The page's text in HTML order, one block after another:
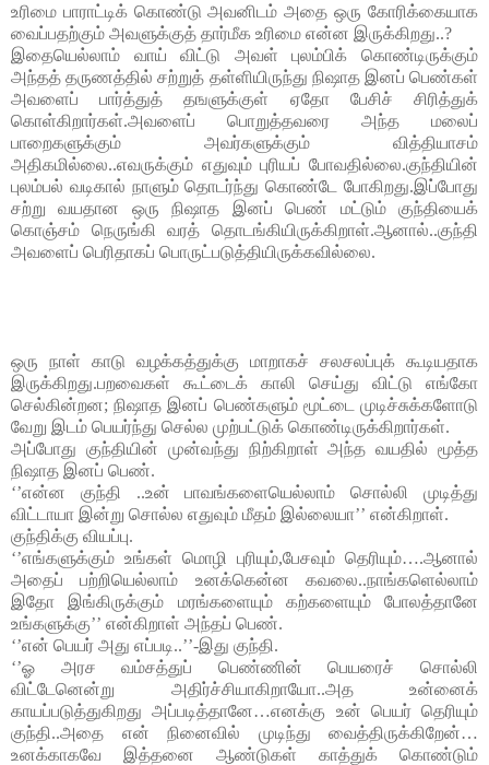
உரிமை பாராட்டிக் கொண்டு அவனிடம் அதை ஒரு கோரிக்கையாக
வைப்பதற்கும் அவளுக்குத் தார்மீக உரிமை என்ன இருக்கிறது..?
இதையெல்லாம் வாய் விட்டு அவள் புலம்பிக் கொண்டிருக்கும்
அந்தத் தருணத்தில் சற்றுத் தள்ளியிருந்து நிஷாத இனப் பெண்கள்
அவளைப் பார்த்துத் தஙளுக்குள் ஏதோ பேசிச் சிரித்துக்
கொள்கிறார்கள்.அவளைப் பொறுத்தவரை அந்த மலைப்
பாறைகளுக்கும் அவர்களுக்கும் வித்தியாசம்
அதிகமில்லை..எவருக்கும் எதுவும் புரியப் போவதில்லை.குந்தியின்
புலம்பல் வடிகால் நாளும் தொடர்ந்து கொண்டே போகிறது.இப்போது
சற்று வயதான ஒரு நிஷாத இனப் பெண் மட்டும் குந்தியைக்
கொஞ்சம் நெருங்கி வரத் தொடங்கியிருக்கிறாள்.ஆனால்..குந்தி
அவளைப் பெரிதாகப் பொருட்படுத்தியிருக்கவில்லை.
ஒரு நாள் காடு வழக்கத்துக்கு மாறாகச் சலசலப்புக் கூடியதாக
இருக்கிறது.பறவைகள் கூட்டைக் காலி செய்து விட்டு எங்கோ
செல்கின்றன; நிஷாத இனப் பெண்களும் மூட்டை முடிச்சுக்களோடு
வேறு இடம் பெயர்ந்து செல்ல முற்பட்டுக் கொண்டிருக்கிறார்கள்.
அப்போது குந்தியின் முன்வந்து நிற்கிறாள் அந்த வயதில் மூத்த
நிஷாத இனப் பெண்.
‘’என்ன குந்தி ..உன் பாவங்களையெல்லாம் சொல்லி முடித்து
விட்டாயா இன்று சொல்ல எதுவும் மீதம் இல்லையா’’ என்கிறாள்.
குந்திக்கு வியப்பு.
‘’எங்களுக்கும் உங்கள் மொழி புரியும்,பேசவும் தெரியும்….ஆனால்
அதைப் பற்றியெல்லாம் உனக்கென்ன கவலை..நாங்களெல்லாம்
இதோ இங்கிருக்கும் மரங்களையும் கற்களையும் போலத்தானே
உங்களுக்கு’’ என்கிறாள் அந்தப் பெண்.
‘’என் பெயர் அது எப்படி..’’-இது குந்தி.
‘’ஓ அரச வம்சத்துப் பெண்ணின் பெயரைச் சொல்லி
விட்டேனென்று அதிர்ச்சியாகிறாயோ..அத உன்னைக்
காயப்படுத்துகிறது அப்படித்தானே…எனக்கு உன் பெயர் தெரியும்
குந்தி..அதை என் நினைவில் முடிந்து வைத்திருக்கிறேன்…
உனக்காகவே இத்தனை ஆண்டுகள் காத்துக் கொண்டும்